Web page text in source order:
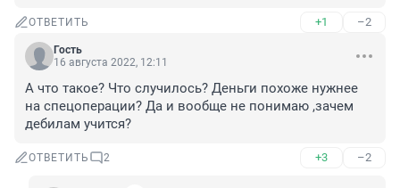
ОТВЕТИТЬ +1 –2
Гость
16 августа 2022, 12:11
А что такое? Что случилось? Деньги похоже нужнее
на спецоперации? Да и вообще не понимаю ,зачем
дебилам учится?
ОТВЕТИТЬ 2 +3 –2